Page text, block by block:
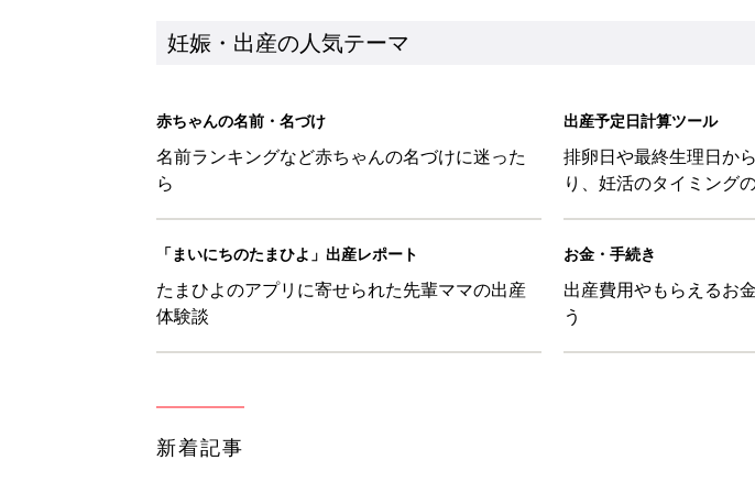
妊娠・出産の人気テーマ
赤ちゃんの名前・名づけ
名前ランキングなど赤ちゃんの名づけに迷った
ら
出産予定日計算ツール
排卵日や最終生理日か
り、妊活のタイミング
「まいにちのたまひよ」出産レポート
たまひよのアプリに寄せられた先輩ママの出産
体験談
お金・手続き
出産費用やもらえるお
う
新着記事